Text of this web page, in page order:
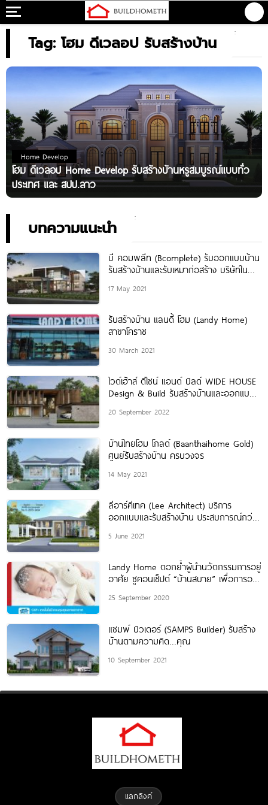
Tag: โฮม ดีเวลอป รับสร้างบ้าน
Home Develop
โฮม ดีเวลอป Home Develop รับสร้างบ้านหรูสมบูรณ์แบบทั่ว
ประเทศ และ สปป.ลาว
บทความแนะนำ
บี คอมพลีท (Bcomplete) รับออกแบบบ้าน
รับสร้างบ้านและรับเหมาก่อสร้าง บริษัทใน
17 May 2021
รับสร้างบ้าน แลนดี้ โฮม (Landy Home)
สาขาโคราช
30 March 2021
ไวด์เฮ้าส์ ดีไซน์ แอนด์ บิลด์ WIDE HOUSE
Design & Build รับสร้างบ้านและออกแบบ
20 September 2022
บ้านไทยโฮม โกลด์ (Baanthaihome Gold)
ศูนย์รับสร้างบ้าน ครบวงจร
14 May 2021
ลีอาร์คีเทค (Lee Architect) บริการ
ออกแบบและรับสร้างบ้าน ประสบการณ์กว่า
5 June 2021
Landy Home ตอกย้ำผู้นำนวัตกรรมการอยู่
อาศัย ชูคอนเช็ปต์ “บ้านสบาย” เพื่อการอยู่
25 September 2020
แซมพ์ บิวเดอร์ (SAMPS Builder) รับสร้าง
บ้านตามความคิด…คุณ
10 September 2021
แลกลิงค์